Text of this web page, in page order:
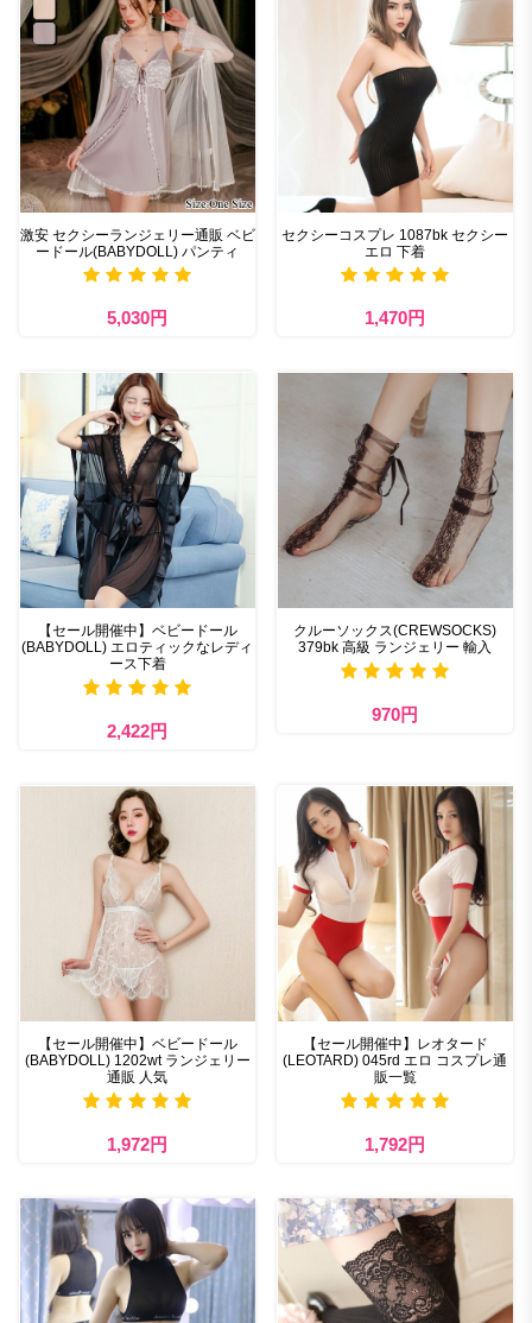
激安 セクシーランジェリー通販 ベビ
ードール(BABYDOLL) パンティ
5,030円
セクシーコスプレ 1087bk セクシー
エロ 下着
1,470円
【セール開催中】ベビードール
(BABYDOLL) エロティックなレディ
ース下着
2,422円
クルーソックス(CREWSOCKS)
379bk 高級 ランジェリー 輸入
970円
【セール開催中】ベビードール
(BABYDOLL) 1202wt ランジェリー
通販 人気
1,972円
【セール開催中】レオタード
(LEOTARD) 045rd エロ コスプレ通
販一覧
1,792円